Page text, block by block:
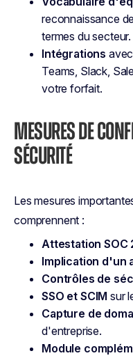
reconnaissance
termes du secteur.
Intégrations
Teams, Slack,
votre forfait.
MESURES DE
SÉCURITÉ
Les mesures
comprennent :
Attestation SOC
Implication d'un
Contrôles de
SSO et SCIM sur
Capture de
d'entreprise.
Module